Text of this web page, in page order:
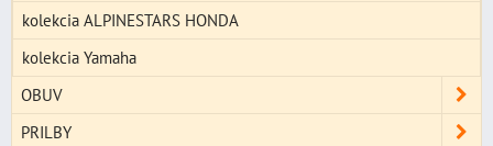
kolekcia ALPINESTARS HONDA
kolekcia Yamaha
OBUV
PRILBY